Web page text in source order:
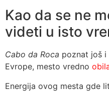
Kao da se ne
videti u isto
Cabo da Roca poznat još i
Evrope, mesto vredno
Energija ovog mesta gde